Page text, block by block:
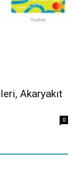
Akaryakıt
0